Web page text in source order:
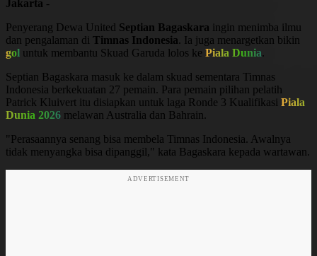
Jakarta -
Penyerang Dewa United Septian Bagaskara ingin menimba ilmu
dan pengalaman di Timnas Indonesia. Ia juga menargetkan bikin
gol untuk membantu Skuad Garuda lolos ke Piala Dunia.
Septian Bagaskara masuk ke dalam skuad sementara Timnas
Indonesia berkekuatan 27 pemain. Para pemain pilihan pelatih
Patrick Kluivert itu disiapkan untuk laga Ronde 3 Kualifikasi Piala
Dunia 2026 melawan Australia dan Bahrain.
"Perasaannya senang bisa membela Timnas Indonesia. Awalnya
tidak menyangka bisa dipanggil," kata Bagaskara kepada wartawan.
ADVERTISEMENT